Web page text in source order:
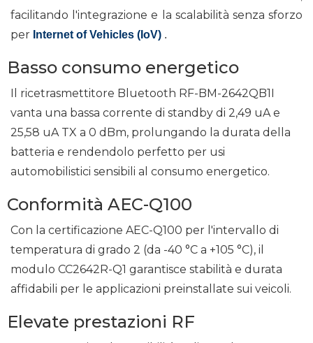
facilitando l'integrazione e la scalabilità senza sforzo
per Internet of Vehicles (IoV) .
Basso consumo energetico
Il ricetrasmettitore Bluetooth RF-BM-2642QB1I
vanta una bassa corrente di standby di 2,49 uA e
25,58 uA TX a 0 dBm, prolungando la durata della
batteria e rendendolo perfetto per usi
automobilistici sensibili al consumo energetico.
Conformità AEC-Q100
Con la certificazione AEC-Q100 per l'intervallo di
temperatura di grado 2 (da -40 °C a +105 °C), il
modulo CC2642R-Q1 garantisce stabilità e durata
affidabili per le applicazioni preinstallate sui veicoli.
Elevate prestazioni RF